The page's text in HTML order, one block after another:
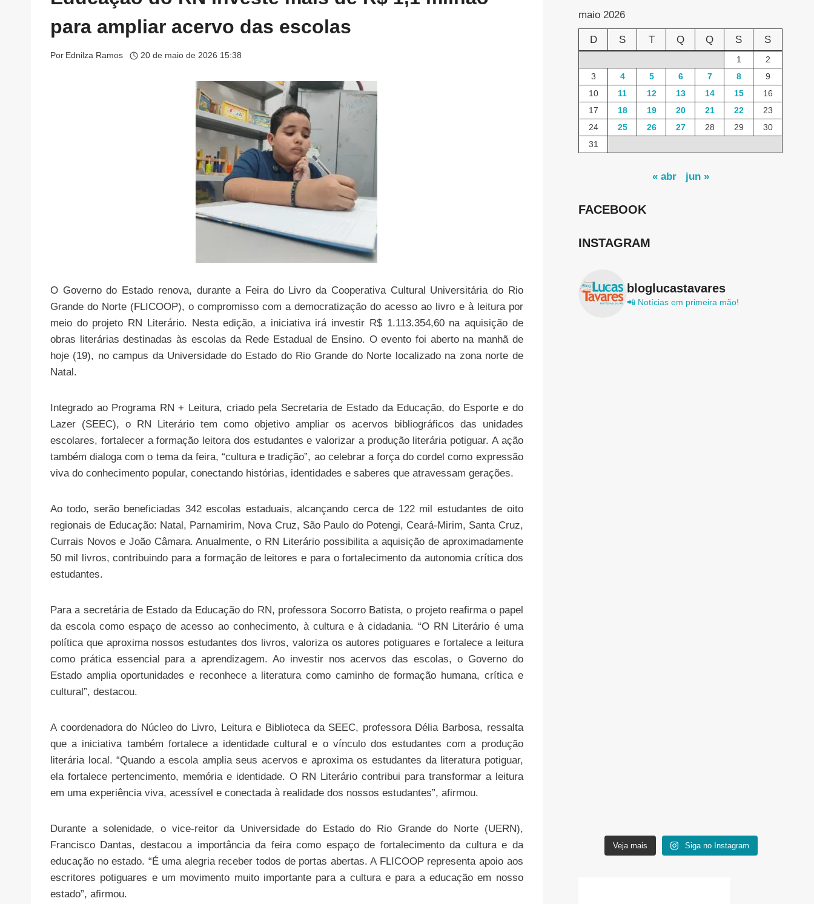
para ampliar acervo das escolas
Por Ednilza Ramos 20 de maio de 2026 15:38
O Governo do Estado renova, durante a Feira do Livro da Cooperativa Cultural Universitária do Rio
Grande do Norte (FLICOOP), o compromisso com a democratização do acesso ao livro e à leitura por
meio do projeto RN Literário. Nesta edição, a iniciativa irá investir R$ 1.113.354,60 na aquisição de
obras literárias destinadas às escolas da Rede Estadual de Ensino. O evento foi aberto na manhã de
hoje (19), no campus da Universidade do Estado do Rio Grande do Norte localizado na zona norte de
Natal.
Integrado ao Programa RN + Leitura, criado pela Secretaria de Estado da Educação, do Esporte e do
Lazer (SEEC), o RN Literário tem como objetivo ampliar os acervos bibliográficos das unidades
escolares, fortalecer a formação leitora dos estudantes e valorizar a produção literária potiguar. A ação
também dialoga com o tema da feira, “cultura e tradição”, ao celebrar a força do cordel como expressão
viva do conhecimento popular, conectando histórias, identidades e saberes que atravessam gerações.
Ao todo, serão beneficiadas 342 escolas estaduais, alcançando cerca de 122 mil estudantes de oito
regionais de Educação: Natal, Parnamirim, Nova Cruz, São Paulo do Potengi, Ceará-Mirim, Santa Cruz,
Currais Novos e João Câmara. Anualmente, o RN Literário possibilita a aquisição de aproximadamente
50 mil livros, contribuindo para a formação de leitores e para o fortalecimento da autonomia crítica dos
estudantes.
Para a secretária de Estado da Educação do RN, professora Socorro Batista, o projeto reafirma o papel
da escola como espaço de acesso ao conhecimento, à cultura e à cidadania. “O RN Literário é uma
política que aproxima nossos estudantes dos livros, valoriza os autores potiguares e fortalece a leitura
como prática essencial para a aprendizagem. Ao investir nos acervos das escolas, o Governo do
Estado amplia oportunidades e reconhece a literatura como caminho de formação humana, crítica e
cultural”, destacou.
A coordenadora do Núcleo do Livro, Leitura e Biblioteca da SEEC, professora Délia Barbosa, ressalta
que a iniciativa também fortalece a identidade cultural e o vínculo dos estudantes com a produção
literária local. “Quando a escola amplia seus acervos e aproxima os estudantes da literatura potiguar,
ela fortalece pertencimento, memória e identidade. O RN Literário contribui para transformar a leitura
em uma experiência viva, acessível e conectada à realidade dos nossos estudantes”, afirmou.
Durante a solenidade, o vice-reitor da Universidade do Estado do Rio Grande do Norte (UERN),
Francisco Dantas, destacou a importância da feira como espaço de fortalecimento da cultura e da
educação no estado. “É uma alegria receber todos de portas abertas. A FLICOOP representa apoio aos
escritores potiguares e um movimento muito importante para a cultura e para a educação em nosso
estado”, afirmou.
maio 2026
D S T Q Q S S
1
2
3
4 5 6 7 8
9
10
11 12 13 14 15
16
17
18 19 20 21 22
23
24
25 26 27 28 29
30
31
« abr jun »
FACEBOOK
INSTAGRAM
bloglucastavares
📲 Notícias em primeira mão!
Veja mais Siga no Instagram